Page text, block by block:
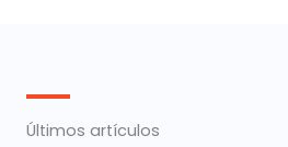
Últimos artículos